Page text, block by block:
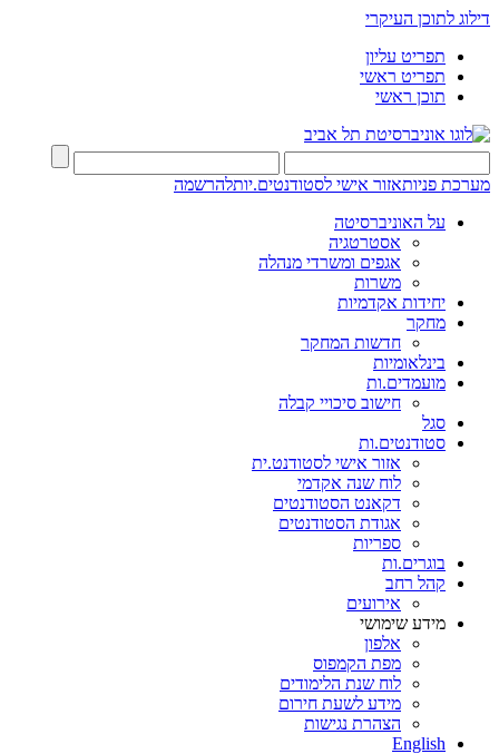
דילוג לתוכן העיקרי
תפריט עליון
תפריט ראשי
תוכן ראשי
מערכת פניותאזור אישי לסטודנטים.יותלהרשמה
על האוניברסיטה
אסטרטגיה
אגפים ומשרדי מנהלה
משרות
יחידות אקדמיות
מחקר
חדשות המחקר
בינלאומיות
מועמדים.ות
חישוב סיכויי קבלה
סגל
סטודנטים.ות
אזור אישי לסטודנט.ית
לוח שנה אקדמי
דקאנט הסטודנטים
אגודת הסטודנטים
ספריות
בוגרים.ות
קהל רחב
אירועים
מידע שימושי
אלפון
מפת הקמפוס
לוח שנת הלימודים
מידע לשעת חירום
הצהרת נגישות
English